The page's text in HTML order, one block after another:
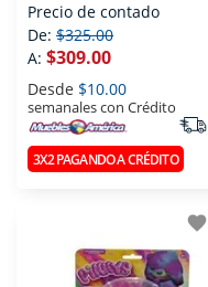
Precio de contado
De: $325.00
A: $309.00
Desde $10.00
semanales con Crédito
3X2 PAGANDO A CRÉDITO
favorite